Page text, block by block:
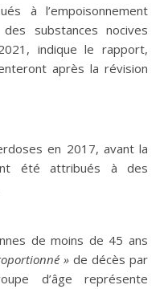
à l’empoisonnement
substances nocives
indique le rapport,
après la révision
en 2017, avant la
été attribués à des
de moins de 45 ans
»de décès par
d’âge représente